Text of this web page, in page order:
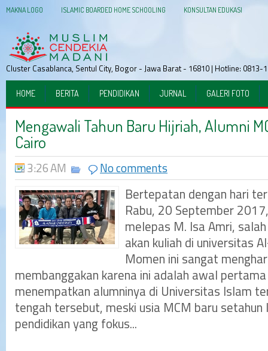
MAKNA LOGO ISLAMIC BOARDED HOME SCHOOLING KONSULTAN EDUKASI
Cluster Casablanca, Sentul City, Bogor - Jawa Barat - 16810 | Hotline:
HOME BERITA PENDIDIKAN JURNAL GALERI FOTO
Mengawali Tahun Baru Hijriah, Alumni
Cairo
3:26 AM No comments
Bertepatan dengan hari
Rabu, 20 September
melepas M. Isa Amri,
akan kuliah di universitas
Momen ini sangat
membanggakan karena ini adalah awal
menempatkan alumninya di Universitas Islam
tengah tersebut, meski usia MCM baru setahun
pendidikan yang fokus...